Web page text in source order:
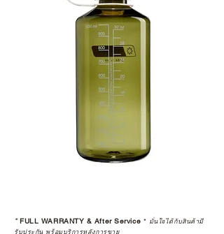
*FULL WARRANTY & After Service * มั่นใจได้กับสินค้ามี
รับประกัน พร้อมบริการหลังการขาย